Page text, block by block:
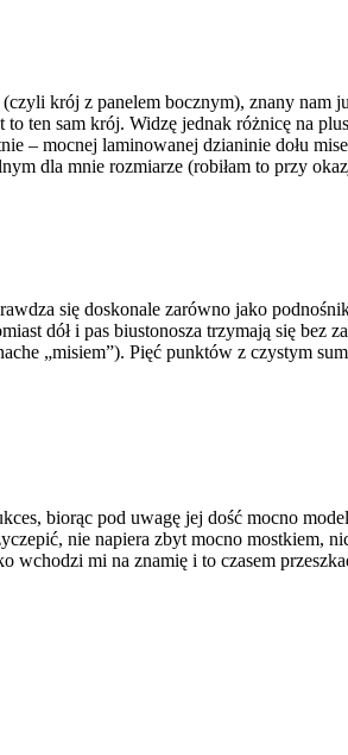
krój z panelem bocznym), znany
ten sam krój. Widzę jednak różnicę na
– mocnej laminowanej dzianinie dołu
dla mnie rozmiarze (robiłam to przy
się doskonale zarówno jako
dół i pas biustonosza trzymają się bez
„misiem”). Pięć punktów z czystym
biorąc pod uwagę jej dość mocno
nie napiera zbyt mocno mostkiem,
mi na znamię i to czasem